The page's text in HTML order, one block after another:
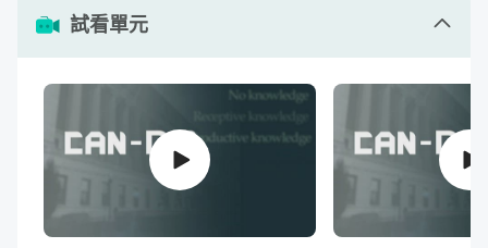
🌟 獨家科學語言學習法 UMU，給你英文
溝通的即戰力！
單元 4 - 10 個工作實戰任務：用英文溝通
「產品特色、性能」
單元 6 - 10 個工作實戰任務：用英文溝通
「企業挑戰」
10
Method）
20
的中文意思，選出英文母語人士在該任務
下會使用的主被動字彙。
查看作業
單元 1 - From Can’t to Can：Can-Do 英文溝
通術的延伸學習
06:23
試看單元